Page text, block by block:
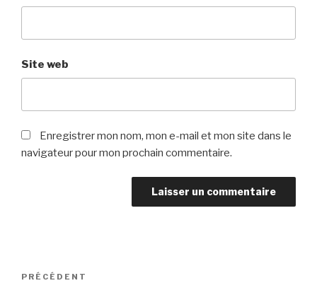
Site web
Enregistrer mon nom, mon e-mail et mon site dans le
navigateur pour mon prochain commentaire.
Navigation
Article
PRÉCÉDENT